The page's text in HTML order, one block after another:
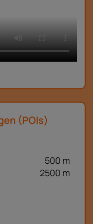
(POIs)
500 m
2500 m